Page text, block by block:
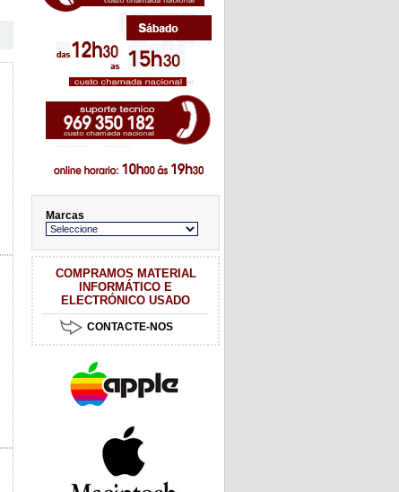
Marcas
COMPRAMOS MATERIAL
INFORMÁTICO E
ELECTRÓNICO USADO
CONTACTE-NOS